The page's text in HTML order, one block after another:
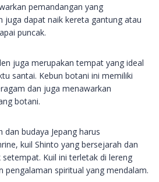
pemandangan yang
juga dapat naik kereta gantung atau
puncak.
juga merupakan tempat yang ideal
santai. Kebun botani ini memiliki
dan juga menawarkan
botani.
budaya Jepang harus
kuil Shinto yang bersejarah dan
Kuil ini terletak di lereng
pengalaman spiritual yang mendalam.